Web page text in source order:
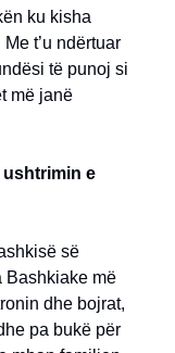
ku kisha
t’u ndërtuar
të punoj si
më janë
ushtrimin e
së
Bashkiake më
dhe bojrat,
pa bukë për